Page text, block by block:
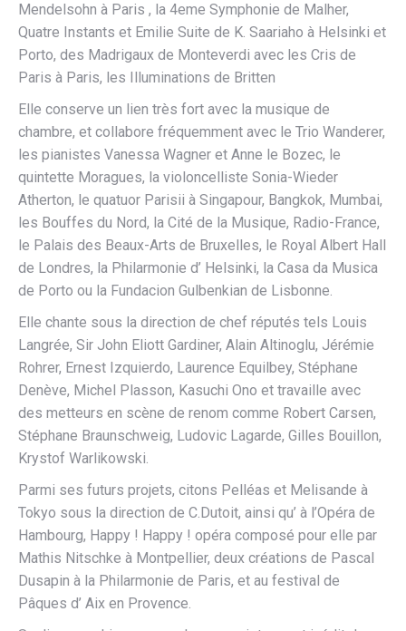
Mendelsohn à Paris , la 4eme Symphonie de Malher,
Quatre Instants et Emilie Suite de K. Saariaho à Helsinki et
Porto, des Madrigaux de Monteverdi avec les Cris de
Paris à Paris, les Illuminations de Britten
Elle conserve un lien très fort avec la musique de
chambre, et collabore fréquemment avec le Trio Wanderer,
les pianistes Vanessa Wagner et Anne le Bozec, le
quintette Moragues, la violoncelliste Sonia-Wieder
Atherton, le quatuor Parisii à Singapour, Bangkok, Mumbai,
les Bouffes du Nord, la Cité de la Musique, Radio-France,
le Palais des Beaux-Arts de Bruxelles, le Royal Albert Hall
de Londres, la Philarmonie d’ Helsinki, la Casa da Musica
de Porto ou la Fundacion Gulbenkian de Lisbonne.
Elle chante sous la direction de chef réputés tels Louis
Langrée, Sir John Eliott Gardiner, Alain Altinoglu, Jérémie
Rohrer, Ernest Izquierdo, Laurence Equilbey, Stéphane
Denève, Michel Plasson, Kasuchi Ono et travaille avec
des metteurs en scène de renom comme Robert Carsen,
Stéphane Braunschweig, Ludovic Lagarde, Gilles Bouillon,
Krystof Warlikowski.
Parmi ses futurs projets, citons Pelléas et Melisande à
Tokyo sous la direction de C.Dutoit, ainsi qu’ à l’Opéra de
Hambourg, Happy ! Happy ! opéra composé pour elle par
Mathis Nitschke à Montpellier, deux créations de Pascal
Dusapin à la Philarmonie de Paris, et au festival de
Pâques d’ Aix en Provence.